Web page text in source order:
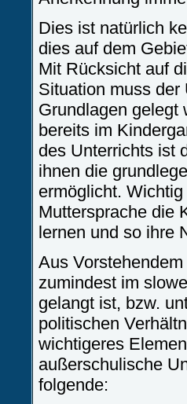
Dies ist natürlich
dies auf dem
Mit Rücksicht auf
Situation muss der
Grundlagen gelegt
bereits im
des Unterrichts ist
ihnen die
ermöglicht.
Muttersprache die
lernen und so ihre
Aus
zumindest im
gelangt ist, bzw.
politischen
wichtigeres
außerschulische
folgende: